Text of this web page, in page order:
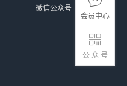
会员中心
公 众 号
微信公众号